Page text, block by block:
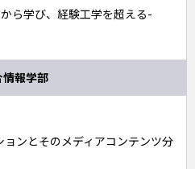
ら学び、経験工学を超える-
情報学部
ンとそのメディアコンテンツ分